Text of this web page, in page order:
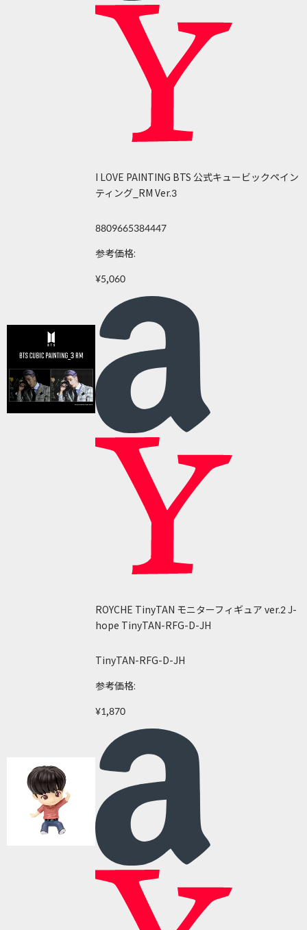
I LOVE PAINTING BTS 公式キュービックペイン
ティング_RM Ver.3
8809665384447
参考価格:
¥5,060
ROYCHE TinyTAN モニターフィギュア ver.2 J-
hope TinyTAN-RFG-D-JH
TinyTAN-RFG-D-JH
参考価格:
¥1,870